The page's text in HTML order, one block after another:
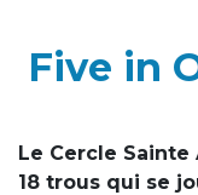
Five in
Le Cercle
18 trous qui se